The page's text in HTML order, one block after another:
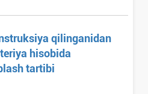
qilinganidan
hisobida
tartibi